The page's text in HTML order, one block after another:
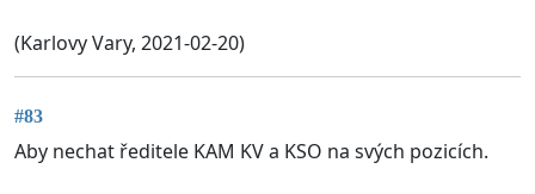
(Karlovy Vary, 2021-02-20)
#83
Aby nechat ředitele KAM KV a KSO na svých pozicích.